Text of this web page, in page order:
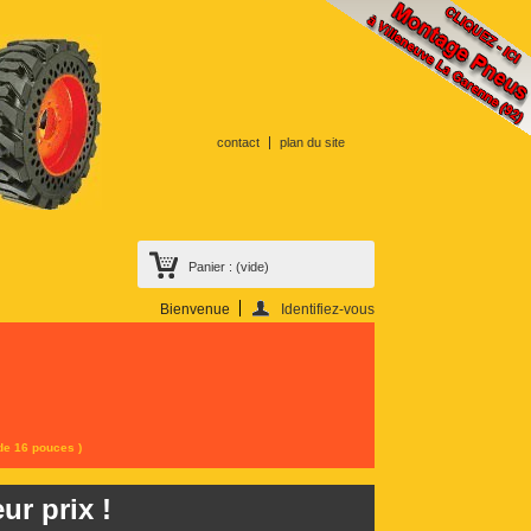
contact plan du site
16 pouces )
Panier : (vide)
Bienvenue Identifiez-vous
prix !